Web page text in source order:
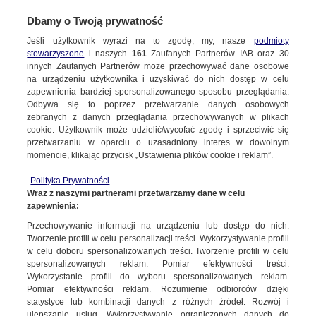
KONTAKT24|NAJNOWSZE
Kolumna pojazdów wojskowych
przejechała przez Warszawę
13 WRZEŚNIA 2022 20:32
KONTAKT24
Wyślij Materiał
WYŚLIJ MATERIAŁ
NAJNOWSZE
GORĄCE TEMATY
WIĘCEJ
KANAŁY
Dzień dobry!
Jedno konto do wszystkich usług
Dbamy o Twoją prywatność
Jeśli użytkownik wyrazi na to zgodę, my, nasze podmioty
stowarzyszone i naszych 161Zaufanych Partnerów IAB oraz 30
innych Zaufanych Partnerów może przechowywać dane osobowe
na urządzeniu użytkownika i uzyskiwać do nich dostęp w celu
zapewnienia bardziej spersonalizowanego sposobu przeglądania.
Odbywa się to poprzez przetwarzanie danych osobowych
zebranych z danych przeglądania przechowywanych w plikach
cookie. Użytkownik może udzielić/wycofać zgodę i sprzeciwić się
przetwarzaniu w oparciu o uzasadniony interes w dowolnym
momencie, klikając przycisk „Ustawienia plików cookie i reklam”.
Polityka Prywatności
Wraz z naszymi partnerami przetwarzamy dane w celu
zapewnienia:
Przechowywanie informacji na urządzeniu lub dostęp do nich.
Tworzenie profili w celu personalizacji treści. Wykorzystywanie profili
w celu doboru spersonalizowanych treści. Tworzenie profili w celu
spersonalizowanych reklam. Pomiar efektywności treści.
Wykorzystanie profili do wyboru spersonalizowanych reklam.
Pomiar efektywności reklam. Rozumienie odbiorców dzięki
statystyce lub kombinacji danych z różnych źródeł. Rozwój i